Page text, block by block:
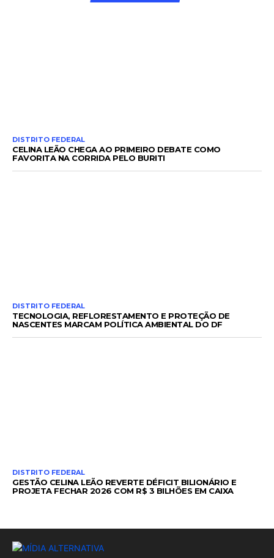
DISTRITO FEDERAL
CELINA LEÃO CHEGA AO PRIMEIRO DEBATE COMO
FAVORITA NA CORRIDA PELO BURITI
DISTRITO FEDERAL
TECNOLOGIA, REFLORESTAMENTO E PROTEÇÃO DE
NASCENTES MARCAM POLÍTICA AMBIENTAL DO DF
DISTRITO FEDERAL
GESTÃO CELINA LEÃO REVERTE DÉFICIT BILIONÁRIO E
PROJETA FECHAR 2026 COM R$ 3 BILHÕES EM CAIXA